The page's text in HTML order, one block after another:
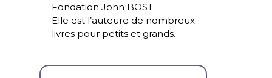
Fondation John BOST.
Elle est l’auteure de nombreux
livres pour petits et grands.